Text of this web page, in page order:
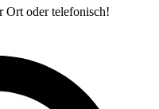
Ort oder telefonisch!